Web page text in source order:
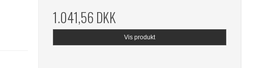
1.041,56 DKK
Vis produkt